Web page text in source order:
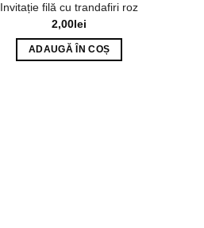
Invitație filă cu trandafiri roz
2,00lei
ADAUGĂ ÎN COȘ